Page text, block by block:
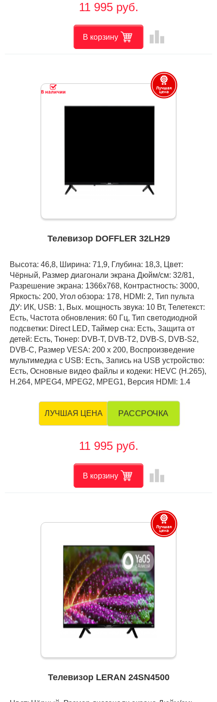
11 995 руб.
В корзину leaderboard
Телевизор DOFFLER 32LH29
Высота: 46,8, Ширина: 71,9, Глубина: 18,3, Цвет:
Чёрный, Размер диагонали экрана Дюйм/см: 32/81,
Разрешение экрана: 1366x768, Контрастность: 3000,
Яркость: 200, Угол обзора: 178, HDMI: 2, Тип пульта
ДУ: ИК, USB: 1, Вых. мощность звука: 10 Вт, Телетекст:
Есть, Частота обновления: 60 Гц, Тип светодиодной
подсветки: Direct LED, Таймер сна: Есть, Защита от
детей: Есть, Тюнер: DVB-T, DVB-T2, DVB-S, DVB-S2,
DVB-C, Размер VESA: 200 х 200, Воспроизведение
мультимедиа с USB: Есть, Запись на USB устройство:
Есть, Основные видео файлы и кодеки: HEVC (H.265),
H.264, MPEG4, MPEG2, MPEG1, Версия HDMI: 1.4
ЛУЧШАЯ ЦЕНА РАССРОЧКА
11 995 руб.
В корзину leaderboard
Телевизор LERAN 24SN4500